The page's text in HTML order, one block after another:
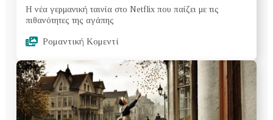
Η νέα γερμανική ταινία στο Netflix που παίζει με τις
πιθανότητες της αγάπης
Ρομαντική Κομεντί